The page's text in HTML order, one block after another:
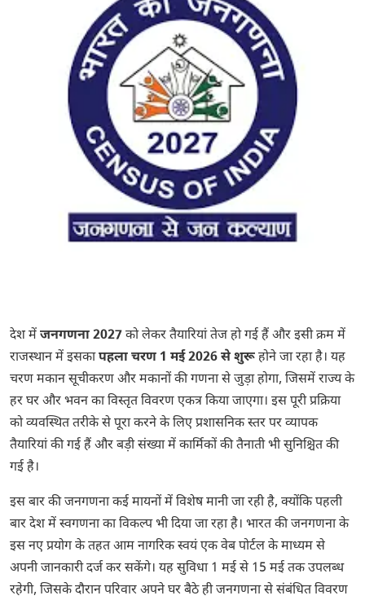
देश मेंजनगणना 2027को लेकर तैयारियां तेज हो गई हैं और इसी क्रम में
राजस्थान में इसकापहला चरण 1 मई 2026 से शुरूहोने जा रहा है। यह
चरण मकान सूचीकरण और मकानों की गणना से जुड़ा होगा, जिसमें राज्य के
हर घर और भवन का विस्तृत विवरण एकत्र किया जाएगा। इस पूरी प्रक्रिया
को व्यवस्थित तरीके से पूरा करने के लिए प्रशासनिक स्तर पर व्यापक
तैयारियां की गई हैं और बड़ी संख्या में कार्मिकों की तैनाती भी सुनिश्चित की
गई है।
इस बार की जनगणना कई मायनों में विशेष मानी जा रही है, क्योंकि पहली
बार देश में स्वगणना का विकल्प भी दिया जा रहा है। भारत की जनगणनाके
इस नए प्रयोग के तहत आम नागरिक स्वयं एक वेब पोर्टल के माध्यम से
अपनी जानकारी दर्ज कर सकेंगे। यह सुविधा 1 मई से 15 मई तक उपलब्ध
रहेगी, जिसके दौरान परिवार अपने घर बैठे ही जनगणना से संबंधित विवरण